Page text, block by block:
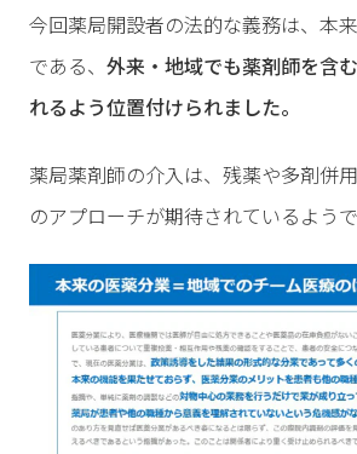
今回薬局開設者の法的な義務は、本
である、 外来・地域でも薬剤師を含
れるよう位置付けられました。
薬局薬剤師の介入は、残薬や多剤併
のアプローチが期待されているようで